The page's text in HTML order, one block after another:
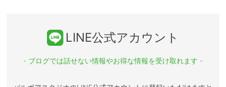
LINE公式アカウント
- ブログでは話せない情報やお得な情報を受け取れます -